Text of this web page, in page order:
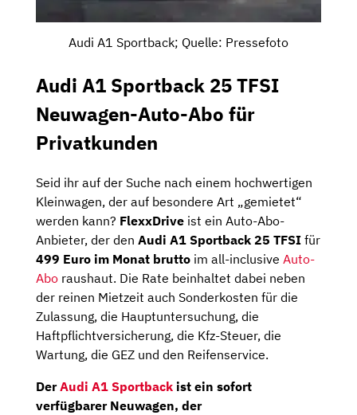
Audi A1 Sportback; Quelle: Pressefoto
Audi A1 Sportback 25 TFSI
Neuwagen-Auto-Abo für
Privatkunden
Seid ihr auf der Suche nach einem hochwertigen
Kleinwagen, der auf besondere Art „gemietet“
werden kann? FlexxDrive ist ein Auto-Abo-
Anbieter, der den Audi A1 Sportback 25 TFSI für
499 Euro im Monat brutto im all-inclusive Auto-
Abo raushaut. Die Rate beinhaltet dabei neben
der reinen Mietzeit auch Sonderkosten für die
Zulassung, die Hauptuntersuchung, die
Haftpflichtversicherung, die Kfz-Steuer, die
Wartung, die GEZ und den Reifenservice.
DerAudi A1 Sportback ist ein sofort
verfügbarer Neuwagen, der